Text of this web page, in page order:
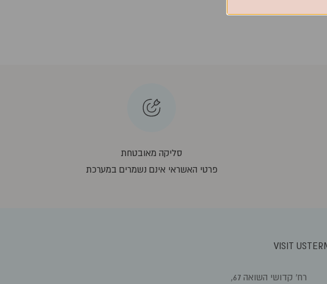
סליקה מאובטחת
פרטי האשראי אינם נשמרים במערכת
VISIT US
רח' קדושי השואה 67,